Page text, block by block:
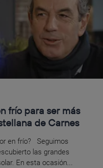
frío para ser más
de Carnes
en frío? Seguimos
las grandes
En esta ocasión...